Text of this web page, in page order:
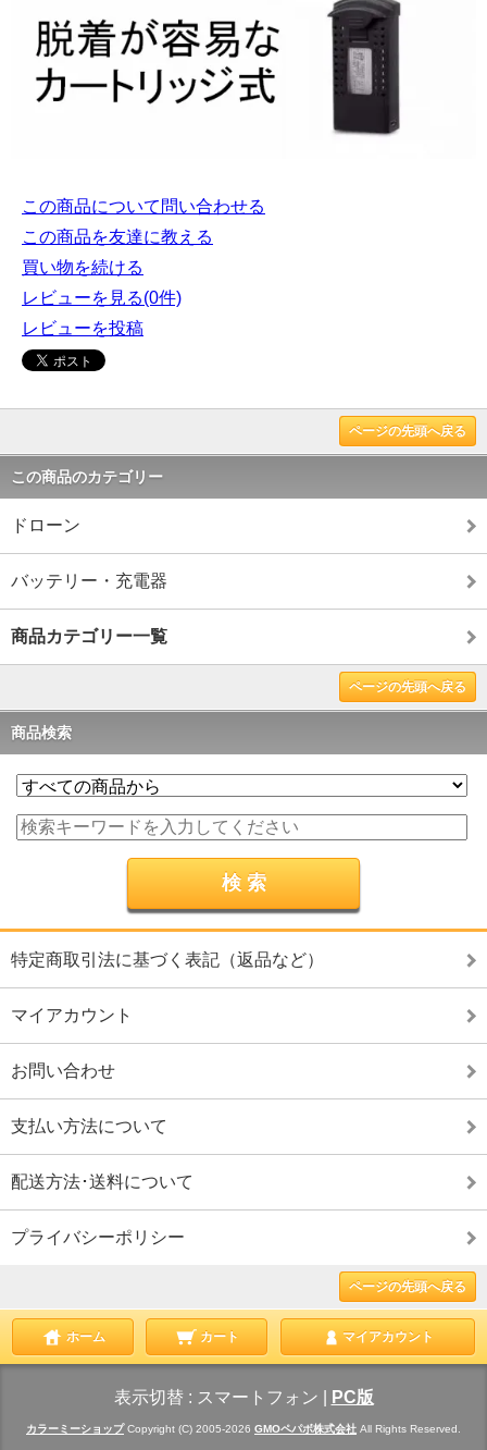
この商品について問い合わせる
この商品を友達に教える
買い物を続ける
レビューを見る(0件)
レビューを投稿
ページの先頭へ戻る
この商品のカテゴリー
ドローン
バッテリー・充電器
商品カテゴリー一覧
ページの先頭へ戻る
商品検索
特定商取引法に基づく表記（返品など）
マイアカウント
お問い合わせ
支払い方法について
配送方法･送料について
プライバシーポリシー
ページの先頭へ戻る
ホーム カート マイアカウント
表示切替 : スマートフォン PC版
カラーミーショップCopyright (C) 2005-2026 GMOペパボ株式会社 All Rights Reserved.